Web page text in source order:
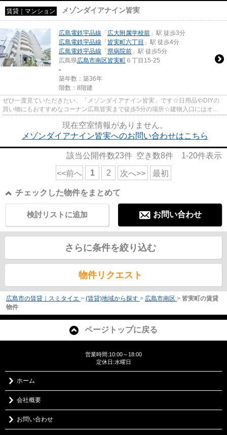
賃貸｜マンション メゾンダイアナイン皆実
広島電鉄宇品線 「 広大附属学校前 」駅 徒歩3分
広島電鉄宇品線 「 皆実町六丁目 」駅 徒歩4分
広島電鉄宇品線 「 県病院前 」駅 徒歩5分
広島県広島市南区皆実町 ６丁目15-25
-
築年数：築36年
階数：8階建
ぜひ一度見ていただきたい、「メゾンダイアナイン皆実」です☆日用品やDIYの
買い物にもおすすめなコーナン広島皆実まで徒歩5分の場所☆建物入口にはオー
現在空室情報がありません。
メゾンダイアナイン皆実へのお問い合わせはこちら
該当公開件数23件 空き数8件 1-20件表示
<<前へ 1 2 次へ>> 最初
チェックした物件をまとめて
お問い合わせ
検討リストに追加
さらに条件を絞り込む
物件リクエスト
広島市の賃貸｜スミタイエ > (賃貸)地域から探す > 広島市南区 > 皆実町の賃貸
物件
ページトップに戻る
営業時間:10:00～18:00
定休日:水曜日
ホーム
会社概要
お問い合わせ